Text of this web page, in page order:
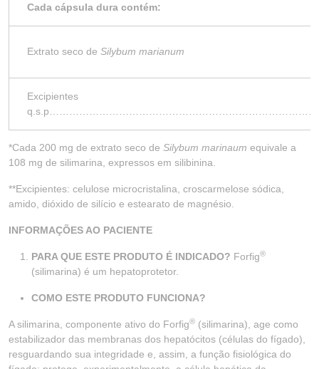
Cada cápsula dura contém:
Extrato seco de Silybum marianum
Excipientes
*Cada 200 mg de extrato seco de Silybum marinaum equivale a
108 mg de silimarina, expressos em silibinina.
**Excipientes: celulose microcristalina, croscarmelose sódica,
amido, dióxido de silício e estearato de magnésio.
INFORMAÇÕES AO PACIENTE
PARA QUE ESTE PRODUTO É INDICADO? Forfig®
(silimarina) é um hepatoprotetor.
COMO ESTE PRODUTO FUNCIONA?
A silimarina, componente ativo do Forfig® (silimarina), age como
estabilizador das membranas dos hepatócitos (células do fígado),
resguardando sua integridade e, assim, a função fisiológica do